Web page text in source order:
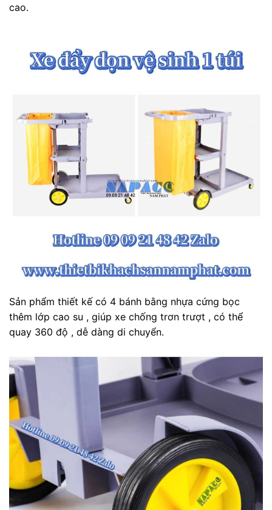
cao.
Sản phẩm thiết kế có 4 bánh bằng nhựa cứng bọc
thêm lớp cao su , giúp xe chống trơn trượt , có thể
quay 360 độ , dễ dàng di chuyển.